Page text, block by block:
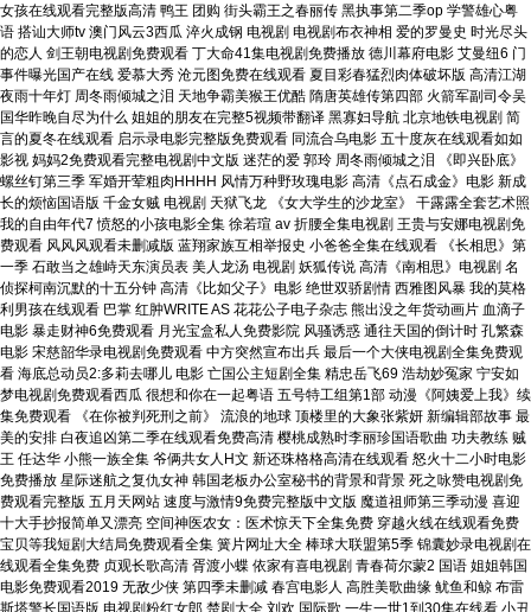
女孩在线观看完整版高清 鸭王 团购 街头霸王之春丽传 黑执事第二季op 学警雄心粤
语 搭讪大师tv 澳门风云3西瓜 淬火成钢 电视剧 电视剧布衣神相 爱的罗曼史 时光尽头
的恋人 剑王朝电视剧免费观看 丁大命41集电视剧免费播放 德川幕府电影 艾曼纽6 门
事件曝光国产在线 爱慕大秀 沧元图免费在线观看 夏目彩春猛烈肉体破坏版 高清江湖
夜雨十年灯 周冬雨倾城之泪 天地争霸美猴王优酷 隋唐英雄传第四部 火箭军副司令吴
国华昨晚自尽为什么 姐姐的朋友在完整5视频带翻译 黑寡妇导航 北京地铁电视剧 简
言的夏冬在线观看 启示录电影完整版免费观看 同流合乌电影 五十度灰在线观看如如
影视 妈妈2免费观看完整电视剧中文版 迷茫的爱 郭玲 周冬雨倾城之泪 《即兴卧底》
螺丝钉第三季 军婚开荤粗肉HHHH 风情万种野玫瑰电影 高清《点石成金》电影 新成
长的烦恼国语版 千金女贼 电视剧 天狱飞龙 《女大学生的沙龙室》 干露露全套艺术照
我的自由年代7 愤怒的小孩电影全集 徐若瑄 av 折腰全集电视剧 王贵与安娜电视剧免
费观看 风风风观看未删减版 蓝翔家族互相举报史 小爸爸全集在线观看 《长相思》第
一季 石敢当之雄峙天东演员表 美人龙汤 电视剧 妖狐传说 高清《南相思》电视剧 名
侦探柯南沉默的十五分钟 高清《比如父子》电影 绝世双骄剧情 西雅图风暴 我的莫格
利男孩在线观看 巴掌 红肿WRITE AS 花花公子电子杂志 熊出没之年货动画片 血滴子
电影 暴走财神6免费观看 月光宝盒私人免费影院 风骚诱惑 通往天国的倒计时 孔繁森
电影 宋慈韶华录电视剧免费观看 中方突然宣布出兵 最后一个大侠电视剧全集免费观
看 海底总动员2:多莉去哪儿 电影 亡国公主短剧全集 精忠岳飞69 浩劫妙冤家 宁安如
梦电视剧免费观看西瓜 很想和你在一起粤语 五号特工组第1部 动漫《阿姨爱上我》续
集免费观看 《在你被判死刑之前》 流浪的地球 顶楼里的大象张紫妍 新编辑部故事 最
美的安排 白夜追凶第二季在线观看免费高清 樱桃成熟时李丽珍国语歌曲 功夫教练 贼
王 任达华 小熊一族全集 爷俩共女人H文 新还珠格格高清在线观看 怒火十二小时电影
免费播放 星际迷航之复仇女神 韩国老板办公室秘书的背景和背景 死之咏赞电视剧免
费观看完整版 五月天网站 速度与激情9免费完整版中文版 魔道祖师第三季动漫 喜迎
十大手抄报简单又漂亮 空间神医农女：医术惊天下全集免费 穿越火线在线观看免费
宝贝等我短剧大结局免费观看全集 簧片网址大全 棒球大联盟第5季 锦囊妙录电视剧在
线观看全集免费 贞观长歌高清 胥渡小蝶 依家有喜电视剧 青春荷尔蒙2 国语 姐姐韩国
电影免费观看2019 无敌少侠 第四季未删减 春宫电影人 高胜美歌曲缘 鱿鱼和鲸 布雷
斯塔警长国语版 电视剧粉红女郎 楚剧大全 刘欢 国际歌 一生一世1到30集在线看 小丑